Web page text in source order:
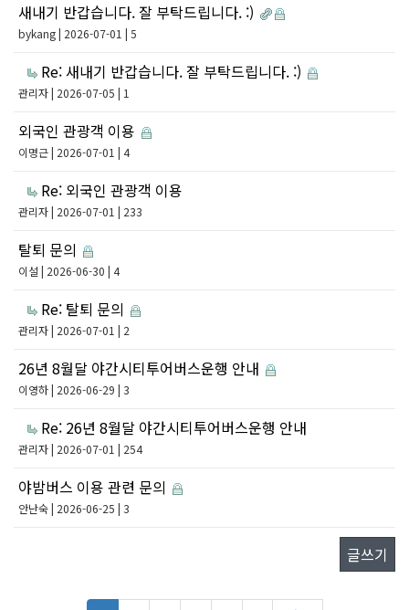
새내기 반갑습니다. 잘 부탁드립니다. :)
bykang| 2026-07-01 | 5
Re: 새내기 반갑습니다. 잘 부탁드립니다. :)
관리자| 2026-07-05 | 1
외국인 관광객 이용
이명근| 2026-07-01 | 4
Re: 외국인 관광객 이용
관리자| 2026-07-01 | 233
탈퇴 문의
이설 | 2026-06-30 | 4
Re: 탈퇴 문의
관리자| 2026-07-01 | 2
26년 8월달 야간시티투어버스운행 안내
이영하| 2026-06-29 | 3
Re: 26년 8월달 야간시티투어버스운행 안내
관리자| 2026-07-01 | 254
야밤버스 이용 관련 문의
안난숙| 2026-06-25 | 3
글쓰기